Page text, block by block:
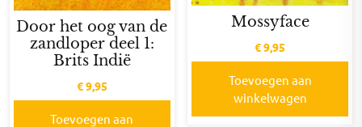
Door het oog van de
zandloper deel 1:
Brits Indië
€9,95
Toevoegen aan
Mossyface
€9,95
Toevoegen aan
winkelwagen